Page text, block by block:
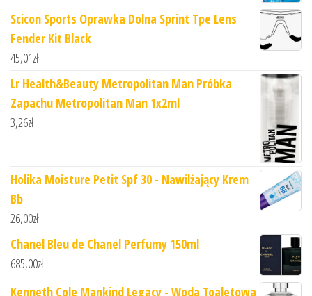
Scicon Sports Oprawka Dolna Sprint Tpe Lens
Fender Kit Black
45,01zł
Lr Health&Beauty Metropolitan Man Próbka
Zapachu Metropolitan Man 1x2ml
3,26zł
Holika Moisture Petit Spf 30 - Nawilżający Krem
Bb
26,00zł
Chanel Bleu de Chanel Perfumy 150ml
685,00zł
Kenneth Cole Mankind Legacy - Woda Toaletowa